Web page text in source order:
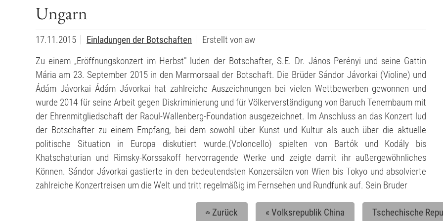
Ungarn
17.11.2015 Einladungen der Botschaften Erstellt von aw
Zu einem „Eröffnungskonzert im Herbst" luden der Botschafter, S.E. Dr. János Perényi und seine Gattin
Mária am 23. September 2015 in den Marmorsaal der Botschaft. Die Brüder Sándor Jávorkai (Violine) und
Ádám Jávorkai Ádám Jávorkai hat zahlreiche Auszeichnungen bei vielen Wettbewerben gewonnen und
wurde 2014 für seine Arbeit gegen Diskriminierung und für Völkerverständigung von Baruch Tenembaum mit
der Ehrenmitgliedschaft der Raoul-Wallenberg-Foundation ausgezeichnet. Im Anschluss an das Konzert lud
der Botschafter zu einem Empfang, bei dem sowohl über Kunst und Kultur als auch über die aktuelle
politische Situation in Europa diskutiert wurde.(Voloncello) spielten von Bartók und Kodály bis
Khatschaturian und Rimsky-Korssakoff hervorragende Werke und zeigte damit ihr außergewöhnliches
Können. Sándor Jávorkai gastierte in den bedeutendsten Konzersälen von Wien bis Tokyo und absolvierte
zahlreiche Konzertreisen um die Welt und tritt regelmäßig im Fernsehen und Rundfunk auf. Sein Bruder
«Zurück « Volksrepublik China Tschechische